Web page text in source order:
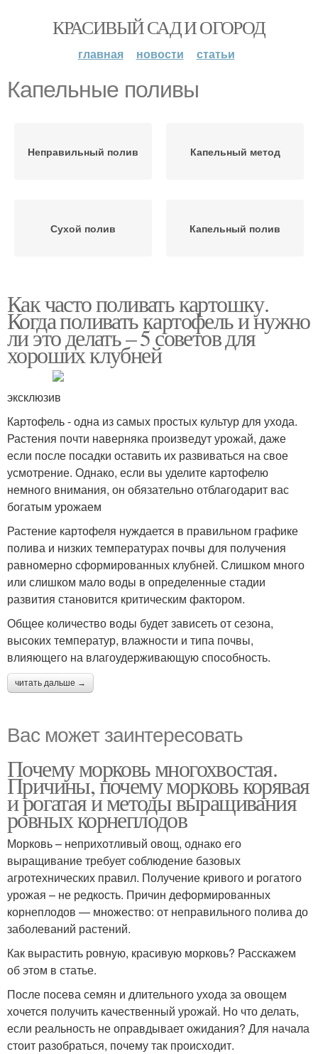
КРАСИВЫЙ САД И ОГОРОД
главная новости статьи
Капельные поливы
Неправильный полив Капельный метод
Сухой полив Капельный полив
Как часто поливать картошку.
Когда поливать картофель и нужно
ли это делать – 5 советов для
хороших клубней
эксклюзив
Картофель - одна из самых простых культур для ухода.
Растения почти наверняка произведут урожай, даже
если после посадки оставить их развиваться на свое
усмотрение. Однако, если вы уделите картофелю
немного внимания, он обязательно отблагодарит вас
богатым урожаем
Растение картофеля нуждается в правильном графике
полива и низких температурах почвы для получения
равномерно сформированных клубней. Слишком много
или слишком мало воды в определенные стадии
развития становится критическим фактором.
Общее количество воды будет зависеть от сезона,
высоких температур, влажности и типа почвы,
влияющего на влагоудерживающую способность.
читать дальше →
Вас может заинтересовать
Почему морковь многохвостая.
Причины, почему морковь корявая
и рогатая и методы выращивания
ровных корнеплодов
Морковь – неприхотливый овощ, однако его
выращивание требует соблюдение базовых
агротехнических правил. Получение кривого и рогатого
урожая – не редкость. Причин деформированных
корнеплодов — множество: от неправильного полива до
заболеваний растений.
Как вырастить ровную, красивую морковь? Расскажем
об этом в статье.
После посева семян и длительного ухода за овощем
хочется получить качественный урожай. Но что делать,
если реальность не оправдывает ожидания? Для начала
стоит разобраться, почему так происходит.